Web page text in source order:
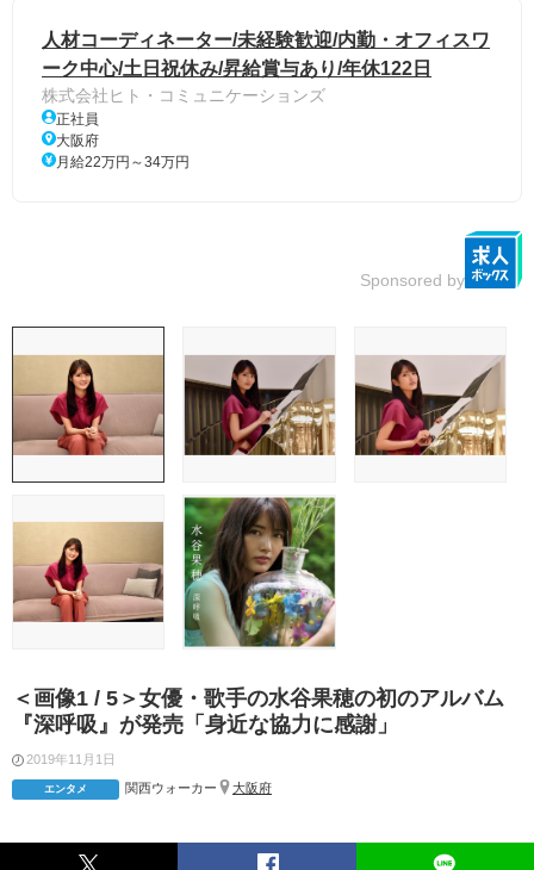
人材コーディネーター/未経験歓迎/内勤・オフィスワ
ーク中心/土日祝休み/昇給賞与あり/年休122日
株式会社ヒト・コミュニケーションズ
正社員
大阪府
月給22万円～34万円
Sponsored by
＜画像1 / 5＞女優・歌手の水谷果穂の初のアルバム
『深呼吸』が発売「身近な協力に感謝」
2019年11月1日
エンタメ 関西ウォーカー 大阪府